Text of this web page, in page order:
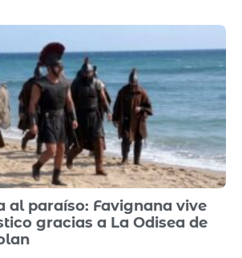
al paraíso: Favignana vive
gracias a La Odisea de